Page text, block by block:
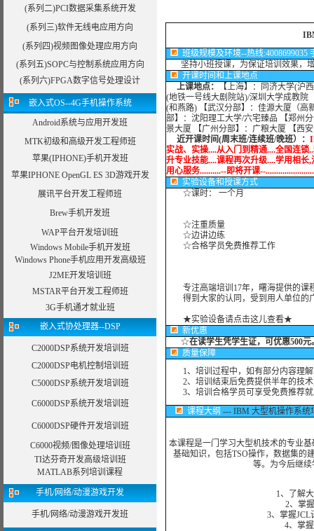
(系列二)PCI数据采集系统开发
(系列三)软件无线电应用方向
(系列四)视频图像处理应用方向
(系列五)SOPC与控制系统应用方向
(系列六)FPGA数字信号处理设计
嵌入式OS--4G手机操作系统
Android系统与应用开发班
MTK初级和高级开发工程师班
苹果(IPHONE)手机开发班
苹果IPHONE OpenGL ES 3D游戏开发
展讯平台开发工程师班
Brew手机开发班
WAP平台开发培训班
Windows Mobile手机开发班
Windows Phone手机应用开发高级班
J2ME开发培训班
MSTAR平台开发工程师班
3G手机通才就业班
嵌入式协处理器--DSP
C2000DSP系统开发培训班
C2000DSP电机控制培训班
C5000DSP系统开发培训班
C6000DSP系统开发培训班
C6000DSP硬件开发培训班
C6000视频/图像处理培训班
TI达芬奇开发高级培训班
MATLAB系列培训课程
手机/网络/动漫游戏开发
手机/网络/动漫游戏开发班
班级规模及环境--热线:4008699035
坚持小班授课，为保证培训效果，
开课时间和上课地点
上课地点：
【上海】：同济大学(沪
(地铁一号线大剧院站)/深圳大学成教院
(和燕路) 【武汉分部】：佳源大厦（高
部】：沈阳理工大学/六宅臻品 【郑州
景大厦 【广州分部】：广粮大厦 【西
近开课时间(周末班/连续班/晚班）：
实战、实操....从入门到精通....全国连锁
升专业技能....课程再次升级....学用相长
用心服务..........--即将开课--
实验设备和授课方式
☆课时： 一个月
☆注重质量
☆边讲边练
☆合格学员免费推荐工作
专注高端培训17年，曙海提供的课
得到大家的认同，受到用人单位的
★实验设备请点击这儿查看★
新优惠
☆在读学生凭学生证，可优惠500元
质量保障
1、培训过程中，如有部分内容理解
2、培训结束后免费提供半年的技术
3、培训合格学员可享受免费推荐就
课程大纲 --- IBM 大型机操作系统
本课程是一门学习大型机技术的专业
基础知识，包括TSO操作，数据集的
等。为今后继
1、了解
2、掌
3、掌握JCL
4、掌